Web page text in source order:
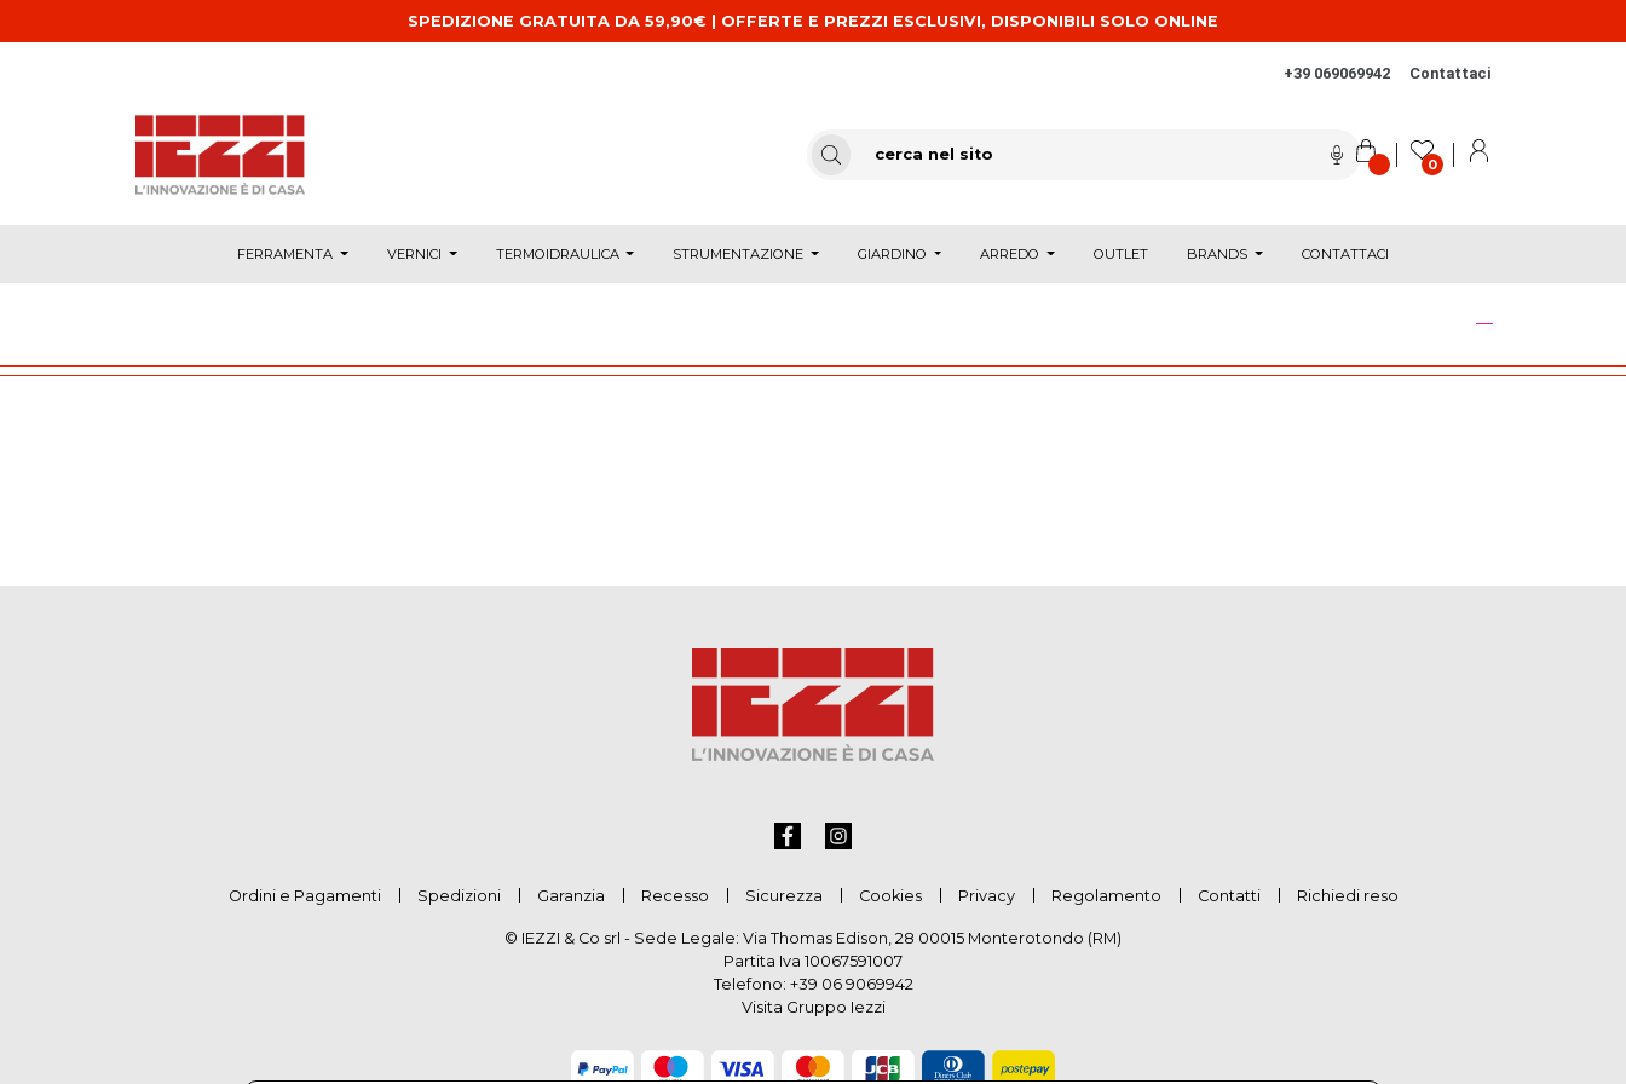
SPEDIZIONE GRATUITA DA 59,90€ | OFFERTE E PREZZI ESCLUSIVI, DISPONIBILI SOLO ONLINE
+39 069069942 Contattaci
0
FERRAMENTA VERNICI TERMOIDRAULICA STRUMENTAZIONE GIARDINO ARREDO OUTLET BRANDS CONTATTACI
Ordini e Pagamenti Spedizioni Garanzia Recesso Sicurezza Cookies Privacy Regolamento Contatti Richiedi reso
© IEZZI & Co srl - Sede Legale: Via Thomas Edison, 28 00015 Monterotondo (RM)
Partita Iva 10067591007
Telefono: +39 06 9069942
Visita Gruppo Iezzi